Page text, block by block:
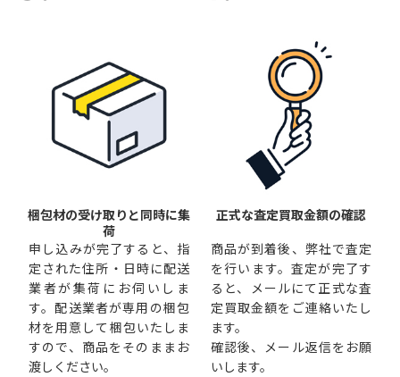
梱包材の受け取りと同時に集
荷
申し込みが完了すると、指
定された住所・日時に配送
業者が集荷にお伺いしま
す。配送業者が専用の梱包
材を用意して梱包いたしま
すので、商品をそのままお
渡しください。
正式な査定買取金額の確認
商品が到着後、弊社で査定
を行います。査定が完了す
ると、メールにて正式な査
定買取金額をご連絡いたし
ます。
確認後、メール返信をお願
いします。